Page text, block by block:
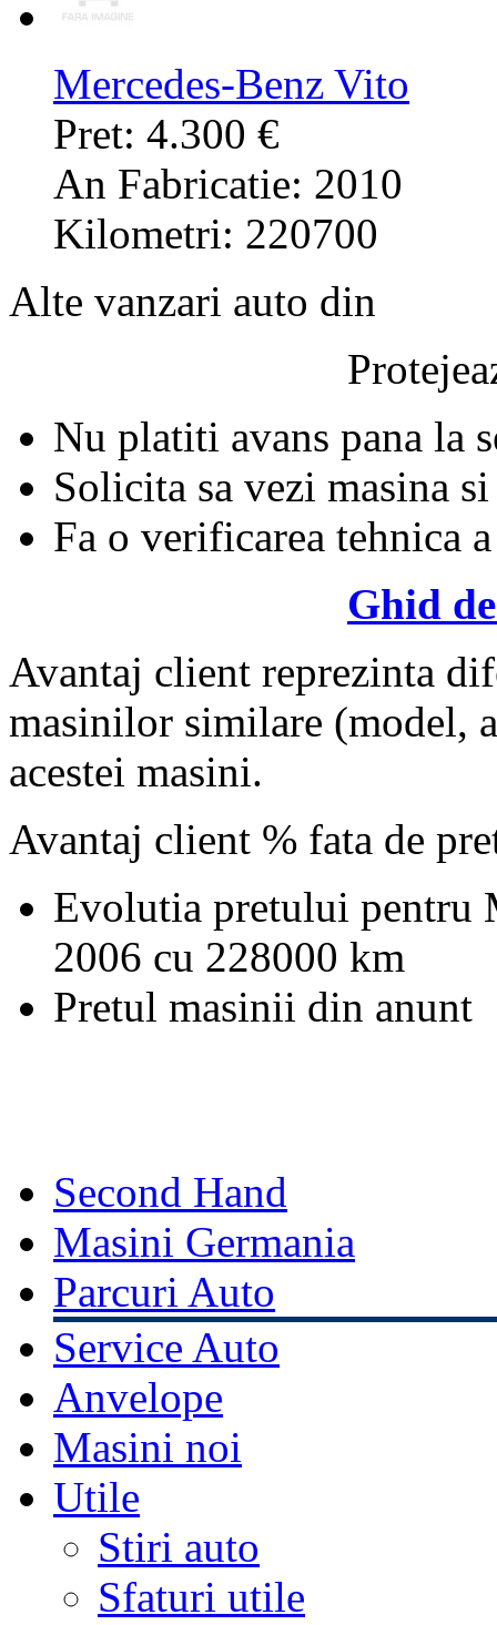
Mercedes-Benz Vito
Pret: 4.300 €
An Fabricatie: 2010
Kilometri: 220700
Alte vanzari auto din
Nu platiti avans pana la
Solicita sa vezi masina si
Fa o verificarea tehnica
Ghid
Avantaj client reprezinta
masinilor similare (model,
acestei masini.
Avantaj client % fata de
Evolutia pretului pentru
2006 cu 228000 km
Pretul masinii din anunt
Second Hand
Masini Germania
Parcuri Auto
Service Auto
Anvelope
Masini noi
Utile
Stiri auto
Sfaturi utile